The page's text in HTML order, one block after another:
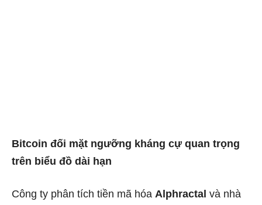
Bitcoin đối mặt ngưỡng kháng cự quan trọng
trên biểu đồ dài hạn
Công ty phân tích tiền mã hóa Alphractal và nhà